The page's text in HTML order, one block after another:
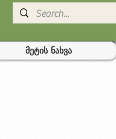
მეტის ნახვა